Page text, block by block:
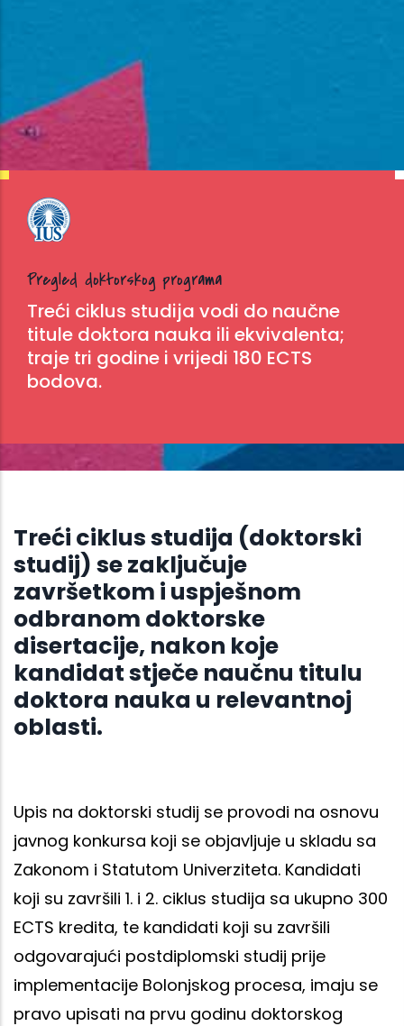
Pregled doktorskog programa
Treći ciklus studija vodi do naučne
titule doktora nauka ili ekvivalenta;
traje tri godine i vrijedi 180 ECTS
bodova.
Treći ciklus studija (doktorski
studij) se zaključuje
završetkom i uspješnom
odbranom doktorske
disertacije, nakon koje
kandidat stječe naučnu titulu
doktora nauka u relevantnoj
oblasti.
Upis na doktorski studij se provodi na osnovu
javnog konkursa koji se objavljuje u skladu sa
Zakonom i Statutom Univerziteta. Kandidati
koji su završili 1. i 2. ciklus studija sa ukupno 300
ECTS kredita, te kandidati koji su završili
odgovarajući postdiplomski studij prije
implementacije Bolonjskog procesa, imaju se
pravo upisati na prvu godinu doktorskog